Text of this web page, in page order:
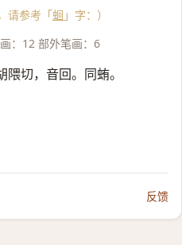
请参考「蛔 」字：）
：12 部外笔画：6
隈切，音回。同蛕。
反馈